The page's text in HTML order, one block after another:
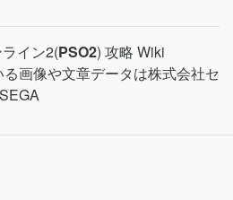
イン2(PSO2) 攻略 Wiki
画像や文章データは株式会社セ